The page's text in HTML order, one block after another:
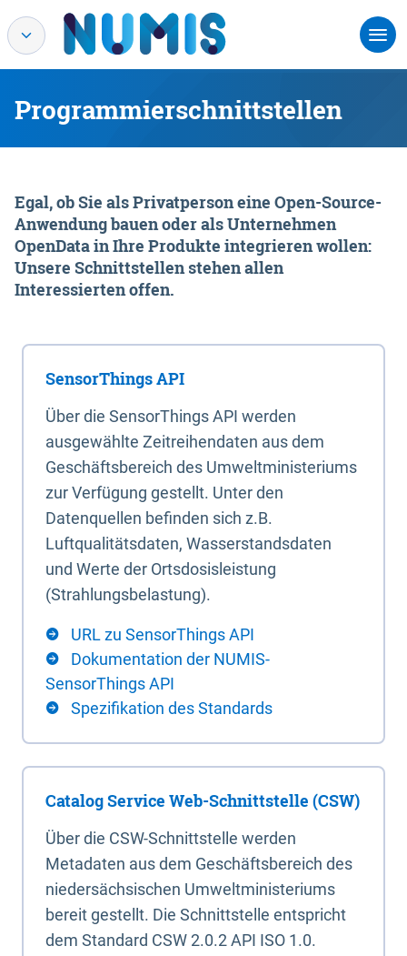
Programmierschnittstellen
Egal, ob Sie als Privatperson eine Open-Source-
Anwendung bauen oder als Unternehmen
OpenData in Ihre Produkte integrieren wollen:
Unsere Schnittstellen stehen allen
Interessierten offen.
SensorThings API
Über die SensorThings API werden
ausgewählte Zeitreihendaten aus dem
Geschäftsbereich des Umweltministeriums
zur Verfügung gestellt. Unter den
Datenquellen befinden sich z.B.
Luftqualitätsdaten, Wasserstandsdaten
und Werte der Ortsdosisleistung
(Strahlungsbelastung).
URL zu SensorThings API
Dokumentation der NUMIS-
SensorThings API
Spezifikation des Standards
Catalog Service Web-Schnittstelle (CSW)
Über die CSW-Schnittstelle werden
Metadaten aus dem Geschäftsbereich des
niedersächsischen Umweltministeriums
bereit gestellt. Die Schnittstelle entspricht
dem Standard CSW 2.0.2 API ISO 1.0.